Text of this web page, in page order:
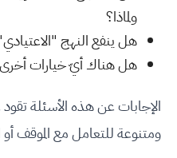
ولماذا؟
هل ينفع النهج
هل هناك أيّ خيارات
الإجابات عن هذه الأسئلة
ومتنوعة للتعامل مع الموقف أو